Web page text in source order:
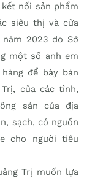
nối sản phẩm
siêu thị và cửa
2023 do Sở
một số anh em
để bày bán
Trị, của các tỉnh,
sản của địa
sạch, có nguồn
cho người tiêu
Trị muốn lựa